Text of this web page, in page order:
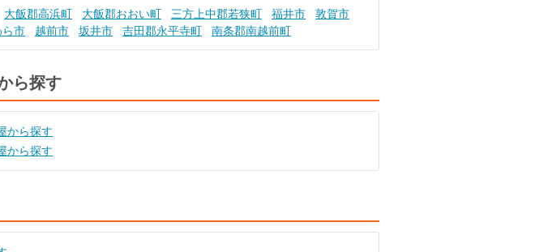
大飯郡高浜町 大飯郡おおい町 三方上中郡若狭町 福井市
敦賀市
ら市 越前市 坂井市 吉田郡永平寺町 南条郡南越前町
ら探す
から探す
から探す